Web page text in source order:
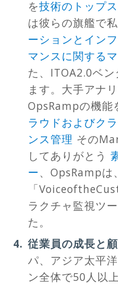
を技術のトップ
は彼らの旗艦で
ーションとイン
マンスに関する
た、ITOA2.0ベ
ます。大手アナ
OpsRampの機能
ラウドおよびク
ンス管理 その
してありがとう
ー、OpsRamp
「
ラクチャ監視ツ
た。
従業員の成長と
パ、アジア太平
ン全体で50人以